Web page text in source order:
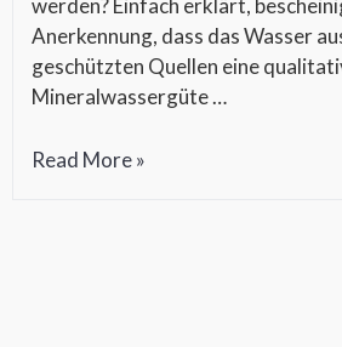
Anerkennung, dass das Wasser
geschützten Quellen eine
Mineralwassergüte …
Einfach
Read More »